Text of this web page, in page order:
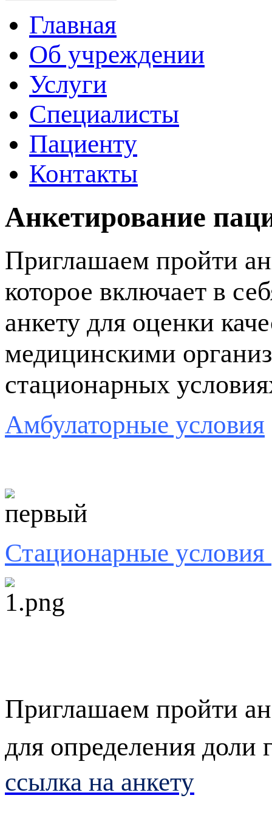
Главная
Об учреждении
Услуги
Специалисты
Пациенту
Контакты
Анкетирование
Приглашаем пройти
которое включает в
анкету для оценки
медицинскими
стационарных
Амбулаторные условия
Стационарные условия
Приглашаем пройти
для определения доли
ссылка на анкету